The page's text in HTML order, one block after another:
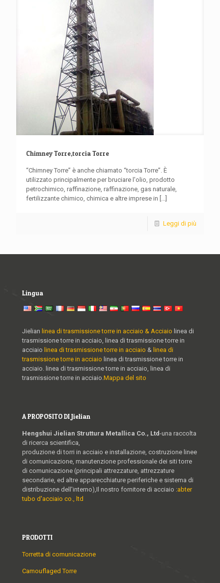
Chimney Torre,torcia Torre
“Chimney Torre” è anche chiamato “torcia Torre”. È
utilizzato principalmente per bruciare l'olio, prodotto
petrochimico, raffinazione, raffinazione, gas naturale,
fertilizzante chimico, chimica e altre imprese in [...]
Leggi di più
Lingua
Jielian linea di trasmissione torre in acciaio & Acciaio linea di
trasmissione torre in acciaio, linea di trasmissione torre in
acciaio linea di trasmissione torre in acciaio & linea di
trasmissione torre in acciaio linea di trasmissione torre in
acciaio. linea di trasmissione torre in acciaio, linea di
trasmissione torre in acciaio.Mappa del sito
A PROPOSITO DI Jielian
Hengshui Jielian Struttura Metallica Co., Ltd-una raccolta
di ricerca scientifica,
produzione di torri in acciaio e installazione, costruzione linee
di comunicazione, manutenzione professionale dei siti torre
di comunicazione (principali attrezzature, attrezzature
secondarie, ed altre apparecchiature periferiche e sistema di
distribuzione dell'interno),Il nostro fornitore di acciaio :abter
tubo d'acciaio co., ltd
PRODOTTI
Torretta di comunicazione
Camouflaged Torre